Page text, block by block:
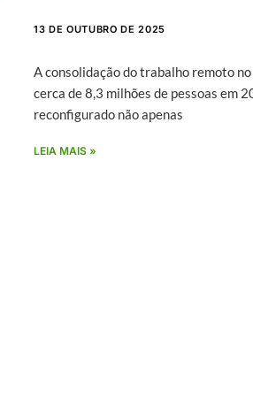
13 DE OUTUBRO DE 2025
A consolidação do trabalho remoto
cerca de 8,3 milhões de pessoas em
reconfigurado não apenas
LEIA MAIS »